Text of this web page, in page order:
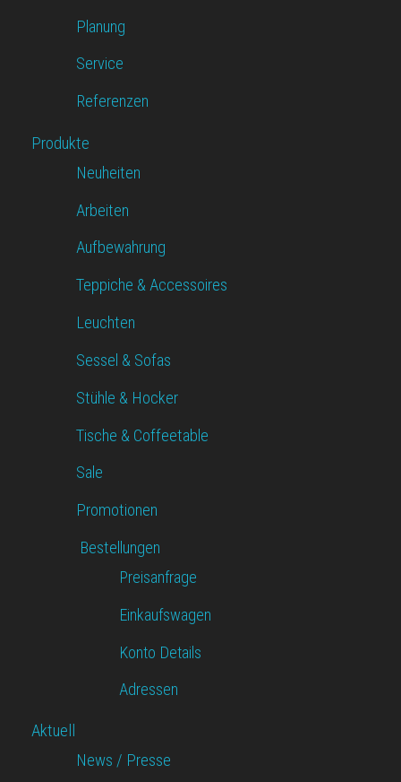
Planung
Service
Referenzen
Produkte
Neuheiten
Arbeiten
Aufbewahrung
Teppiche & Accessoires
Leuchten
Sessel & Sofas
Stühle & Hocker
Tische & Coffeetable
Sale
Promotionen
Bestellungen
Preisanfrage
Einkaufswagen
Konto Details
Adressen
Aktuell
News / Presse